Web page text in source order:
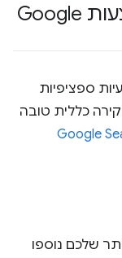
בדיקת תקינות האתר באמצעות Google
ספציפיות
כללית טובה
Google
שלכם נוספו